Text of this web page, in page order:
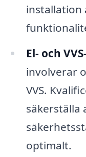
installation
El- och
involverar
VVS.
säkerställa
optimalt.